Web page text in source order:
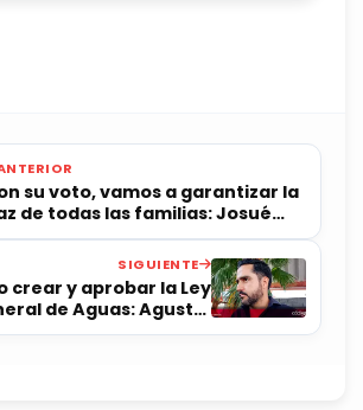
su voto, vamos a garantizar la
de todas las familias: Josué
SIGUIENTE
crear y aprobar la Ley
de Aguas: Agustín
Dorantes